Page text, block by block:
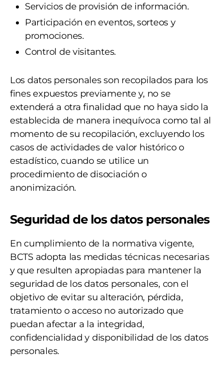
Servicios de provisión de información.
Participación en eventos, sorteos y
promociones.
Control de visitantes.
Los datos personales son recopilados para los
fines expuestos previamente y, no se
extenderá a otra finalidad que no haya sido la
establecida de manera inequívoca como tal al
momento de su recopilación, excluyendo los
casos de actividades de valor histórico o
estadístico, cuando se utilice un
procedimiento de disociación o
anonimización.
Seguridad de los datos personales
En cumplimiento de la normativa vigente,
BCTS adopta las medidas técnicas necesarias
y que resulten apropiadas para mantener la
seguridad de los datos personales, con el
objetivo de evitar su alteración, pérdida,
tratamiento o acceso no autorizado que
puedan afectar a la integridad,
confidencialidad y disponibilidad de los datos
personales.